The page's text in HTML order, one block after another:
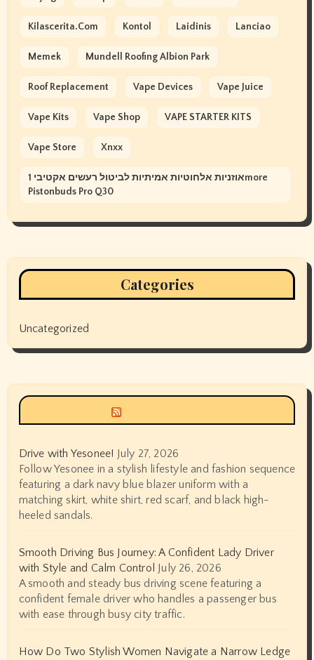
Kilascerita.com Kontol Laidinis Lanciao
Memek Mundell Roofing Albion Park
Roof Replacement Vape Devices Vape Juice
Vape Kits Vape Shop VAPE STARTER KITS
Vape Store Xnxx
אוזניות אלחוטיות אמיתיות לביטול רעשים אקטיבי 1more
Pistonbuds Pro Q30
Categories
Uncategorized
Drive with Yesonee! July 27, 2026
Follow Yesonee in a stylish lifestyle and fashion sequence
featuring a dark navy blue blazer uniform with a
matching skirt, white shirt, red scarf, and black high-
heeled sandals.
Smooth Driving Bus Journey: A Confident Lady Driver
with Style and Calm Control July 26, 2026
A smooth and steady bus driving scene featuring a
confident female driver who handles a passenger bus
with ease through busy city traffic.
How Do Two Stylish Women Navigate a Narrow Ledge